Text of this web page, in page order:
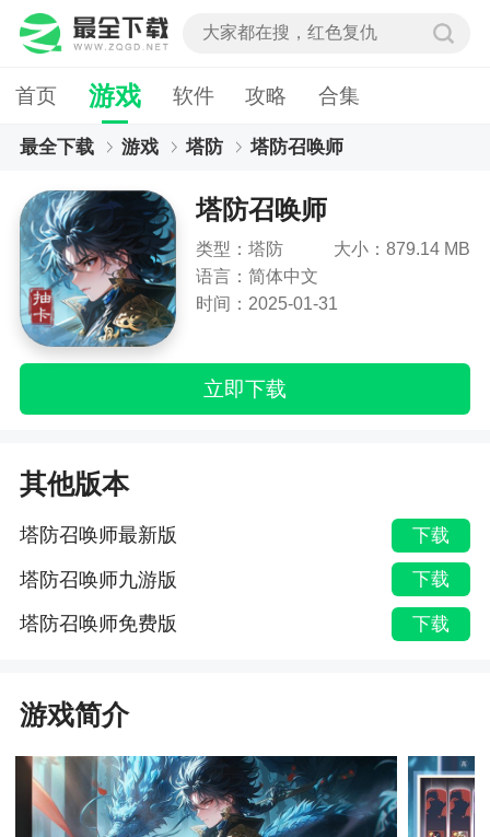
首页 游戏 软件 攻略 合集
最全下载 游戏 塔防 塔防召唤师
塔防召唤师
类型：塔防
大小：879.14 MB
语言：简体中文
时间：2025-01-31
立即下载
其他版本
塔防召唤师最新版 下载
塔防召唤师九游版 下载
塔防召唤师免费版 下载
游戏简介